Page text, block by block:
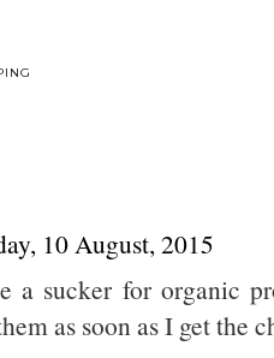
10 August, 2015
a sucker for organic
as soon as I get the